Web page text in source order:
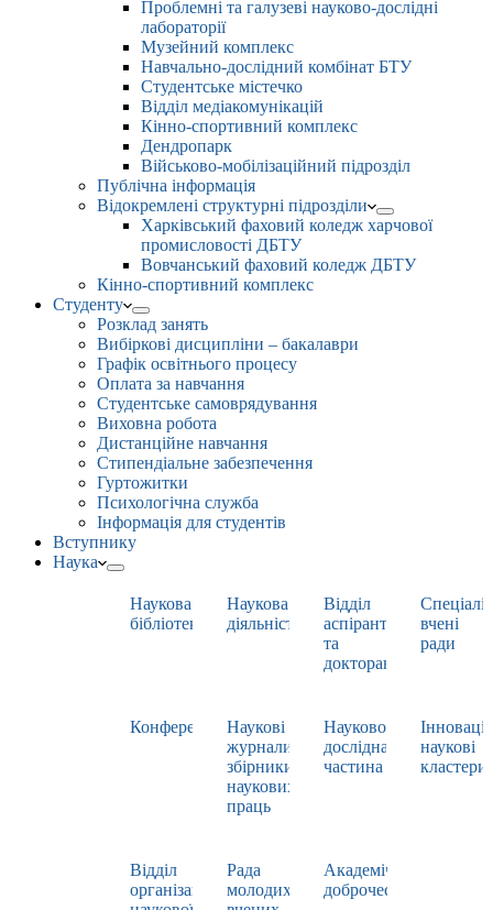
Проблемні та галузеві науково-дослідні
лабораторії
Музейний комплекс
Навчально-дослідний комбінат БТУ
Студентське містечко
Відділ медіакомунікацій
Кінно-спортивний комплекс
Дендропарк
Військово-мобілізаційний підрозділ
Публічна інформація
Відокремлені структурні підрозділи
Харківський фаховий коледж харчової
промисловості ДБТУ
Вовчанський фаховий коледж ДБТУ
Кінно-спортивний комплекс
Студенту
Розклад занять
Вибіркові дисципліни – бакалаври
Графік освітнього процесу
Оплата за навчання
Студентське самоврядування
Виховна робота
Дистанційне навчання
Стипендіальне забезпечення
Гуртожитки
Психологічна служба
Інформація для студентів
Вступнику
Наука
Наукова
бібліотека
Наукова
діяльність
Відділ
аспірантури
та
докторантури
вчені
ради
Конференції
Наукові
журнали,
збірники
наукових
праць
Науково-
дослідна
частина
наукові
кластери
Відділ
організації
Рада
молодих
Академічна
доброчесність